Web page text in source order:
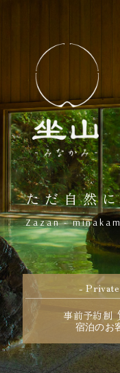
ただ自然
Zazan -
-
事前予約制
宿泊のお
料理
施設案内
宴会・団体
企業様向けプラン
新着情報
お問い合わせ
宿